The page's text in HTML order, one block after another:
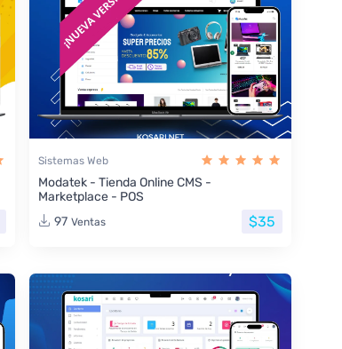
Sistemas Web
Modatek - Tienda Online CMS -
Marketplace - POS
97 Ventas $35